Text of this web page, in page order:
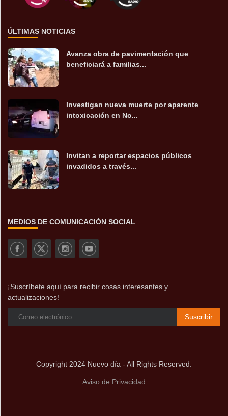
ÚLTIMAS NOTICIAS
Avanza obra de pavimentación que
beneficiará a familias...
Investigan nueva muerte por aparente
intoxicación en No...
Invitan a reportar espacios públicos
invadidos a través...
MEDIOS DE COMUNICACIÓN SOCIAL
¡Suscríbete aquí para recibir cosas interesantes y
actualizaciones!
Suscribir
Copyright 2024 Nuevo día - All Rights Reserved.
Aviso de Privacidad